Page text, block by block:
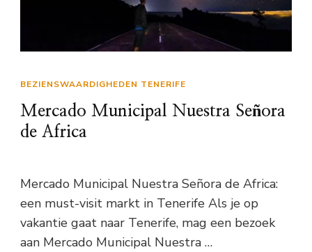
BEZIENSWAARDIGHEDEN TENERIFE
Mercado Municipal Nuestra Señora
de Africa
Mercado Municipal Nuestra Señora de Africa:
een must-visit markt in Tenerife Als je op
vakantie gaat naar Tenerife, mag een bezoek
aan Mercado Municipal Nuestra …